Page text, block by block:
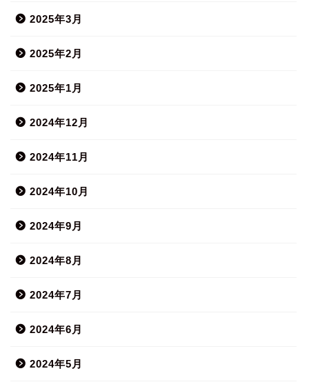
2025年3月
2025年2月
2025年1月
2024年12月
2024年11月
2024年10月
2024年9月
2024年8月
2024年7月
2024年6月
2024年5月